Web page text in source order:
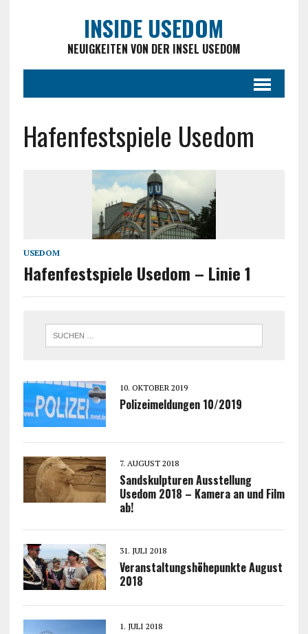
INSIDE USEDOM
NEUIGKEITEN VON DER INSEL USEDOM
Hafenfestspiele Usedom
USEDOM
Hafenfestspiele Usedom – Linie 1
10. OKTOBER 2019
Polizeimeldungen 10/2019
7. AUGUST 2018
Sandskulpturen Ausstellung
Usedom 2018 – Kamera an und Film
ab!
31. JULI 2018
Veranstaltungshöhepunkte August
2018
1. JULI 2018